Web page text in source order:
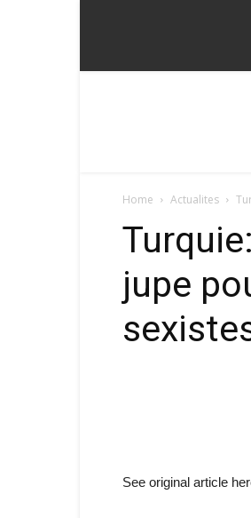
Home Actualites
jupe
See original article